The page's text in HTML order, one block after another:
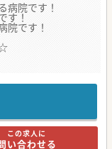
病院です！
す！
院です！
りの環境も良いエ
もご興味がござい
この求人に
い合わせる